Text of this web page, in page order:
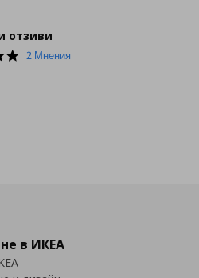
отзиви
5.0
2 Мнения
в ИКЕА